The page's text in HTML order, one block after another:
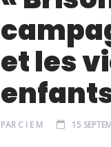
et les
PAR C I E M 15